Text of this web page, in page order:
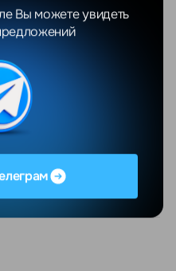
Оно просто собирает
А вы в любой момент
увидеть реальное
и
здоровья, который
и сдержанный дизайн,
задачей без лишнего
Вы можете увидеть